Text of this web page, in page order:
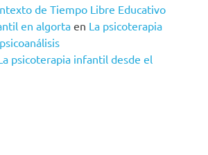
de Tiempo Libre Educativo
en algortaen La psicoterapia
psicoterapia infantil desde el